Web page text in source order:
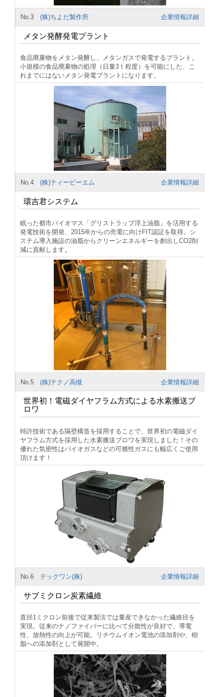
No.3(株)ちよだ製作所 企業情報詳細
メタン発酵発電プラント
食品廃棄物をメタン発酵し、メタンガスで発電するプラント。
小規模の食品廃棄物の処理（日量3ｔ程度）を可能にした、こ
れまでにはないメタン発電プラントになります。
No.4(株)ティービーエム 企業情報詳細
環吉君システム
眠った都市バイオマス「グリストラップ浮上油脂」を活用する
発電技術を開発、2015年からの売電に向けFIT認証を取得。シ
ステム導入施設の油脂からクリーンエネルギーを創出しCO2削
減に貢献します。
No.5(株)テクノ高槻 企業情報詳細
世界初！電磁ダイヤフラム方式による水素搬送ブ
ロワ
特許技術である隔壁構造を採用することで、世界初の電磁ダイ
ヤフラム方式を採用した水素搬送ブロワを実現しました！その
優れた気密性はバイオガスなどの可燃性ガスにも幅広くご使用
頂けます！
No.6 テックワン(株) 企業情報詳細
サブミクロン炭素繊維
直径1ミクロン前後で従来製法では量産できなかった繊維径を
実現。従来のナノファイバーに比べて分散性が良好で、導電
性、放熱性の向上が可能。リチウムイオン電池の添加剤や、樹
脂への添加剤として展開中。